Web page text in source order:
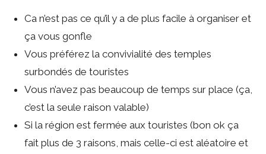
Ca n’est pas ce qu’il y a de plus facile à organiser et
ça vous gonfle
Vous préférez la convivialité des temples
surbondés de touristes
Vous n’avez pas beaucoup de temps sur place (ça,
c’est la seule raison valable)
Si la région est fermée aux touristes (bon ok ça
fait plus de 3 raisons, mais celle-ci est aléatoire et